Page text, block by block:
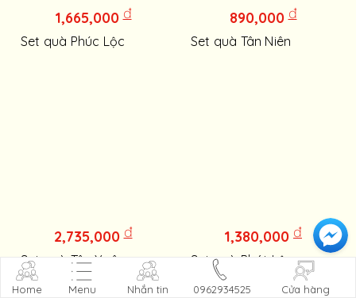
1,665,000 đ
Set quà Phúc Lộc
890,000 đ
Set quà Tân Niên
2,735,000 đ
Set quà Tân Xuân
1,380,000 đ
Set quà Phát Lộc
Home Menu Nhắn tin 0962934525 Cửa hàng